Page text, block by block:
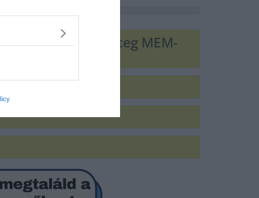
interneten, rengeteg MEM-